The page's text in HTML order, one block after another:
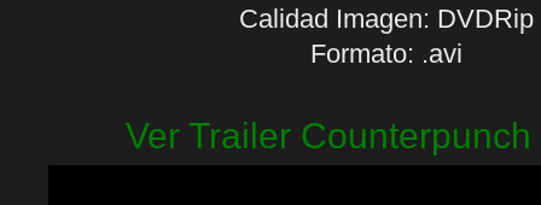
Calidad Imagen: DVDRip
Formato: .avi
Ver Trailer